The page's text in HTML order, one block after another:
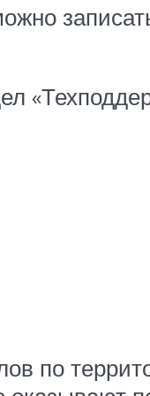
по